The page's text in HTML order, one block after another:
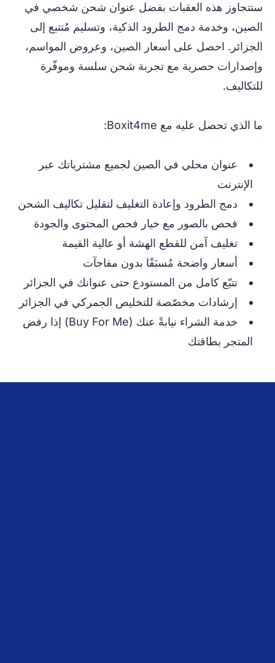
ستتجاوز هذه العقبات بفضل عنوان شحن شخصي في
الصين، وخدمة دمج الطرود الذكية، وتسليم مُتتبع إلى
الجزائر. احصل على أسعار الصين، وعروض المواسم،
وإصدارات حصرية مع تجربة شحن سلسة وموفّرة
للتكاليف.
ما الذي تحصل عليه مع Boxit4me:
عنوان محلي في الصين لجميع مشترياتك عبر
الإنترنت
دمج الطرود وإعادة التغليف لتقليل تكاليف الشحن
فحص بالصور مع خيار فحص المحتوى والجودة
تغليف آمن للقطع الهشة أو عالية القيمة
أسعار واضحة مُسبَقًا بدون مفاجآت
تتبّع كامل من المستودع حتى عنوانك في الجزائر
إرشادات مخصّصة للتخليص الجمركي في الجزائر
خدمة الشراء نيابةً عنك (Buy For Me) إذا رفض
المتجر بطاقتك